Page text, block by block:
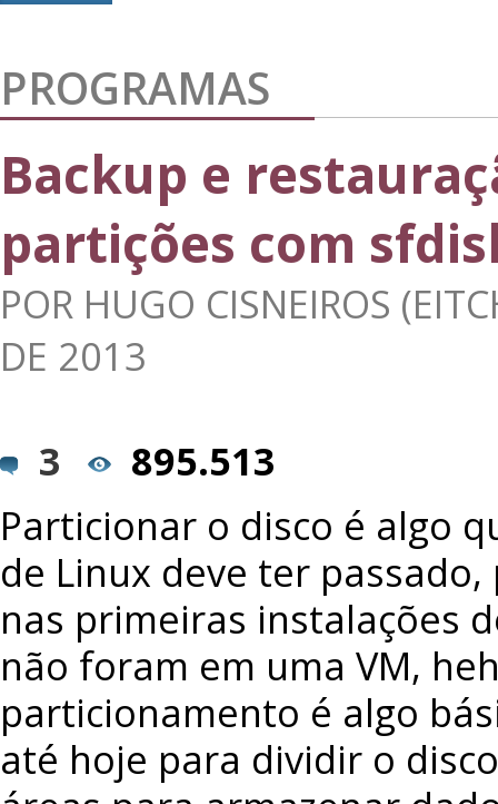
PROGRAMAS
Backup e
partições com
POR HUGO CISNEIROS
DE 2013
3
895.513
Particionar o disco é algo
de Linux deve ter
nas primeiras instalações
não foram em uma VM,
particionamento é algo
até hoje para dividir o